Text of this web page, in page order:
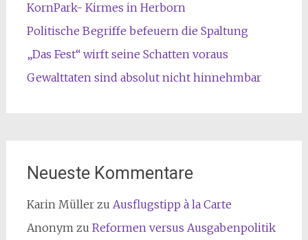
KornPark- Kirmes in Herborn
Politische Begriffe befeuern die Spaltung
„Das Fest“ wirft seine Schatten voraus
Gewalttaten sind absolut nicht hinnehmbar
Neueste Kommentare
Karin Müllerzu Ausflugstipp à la Carte
Anonymzu Reformen versus Ausgabenpolitik